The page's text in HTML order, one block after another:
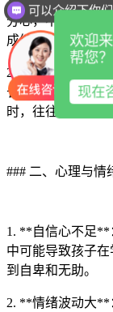
分心，不能有效
成绩不佳。
2. **学习困难**：
长时间集中，孩
时，往往会感到困
### 二、心理与情
1. **自信心不足**
中可能导致孩子
到自卑和无助。
2. **情绪波动大**
欢迎
帮您？
现在